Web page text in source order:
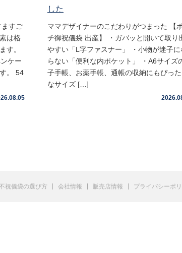
すご
は格
す。
ケー
。 54
した
ママデザイナーのこだわりがつまった 【
チ御祝儀袋 出産】 ・ガバッと開いて取り
やすい「L字ファスナー」 ・小物が迷子に
らない「便利な内ポケット」 ・A6サイズ
子手帳、お薬手帳、通帳の収納にもぴった
なサイズ […]
祝儀袋の選び方 会社情報 販売店情報 プライバシーポ